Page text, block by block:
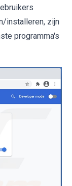
installeren, zijn
programma's